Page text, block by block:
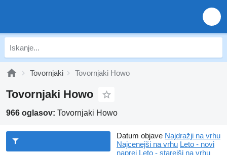
Tovornjaki Tovornjaki Howo
Tovornjaki Howo
966 oglasov: Tovornjaki Howo
Datum objave Najdražji na vrhu
Najcenejši na vrhu Leto - novi
naprej Leto - starejši na vrhu